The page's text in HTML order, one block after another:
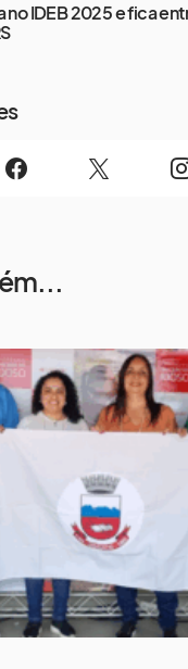
no IDEB 2025 e fica